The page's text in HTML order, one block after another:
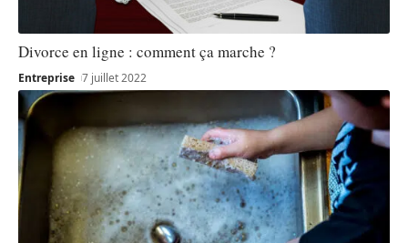
Divorce en ligne : comment ça marche ?
Entreprise 7 juillet 2022